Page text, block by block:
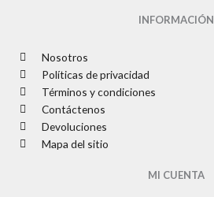
INFORMACIÓN
Nosotros
Políticas de privacidad
Términos y condiciones
Contáctenos
Devoluciones
Mapa del sitio
MI CUENTA